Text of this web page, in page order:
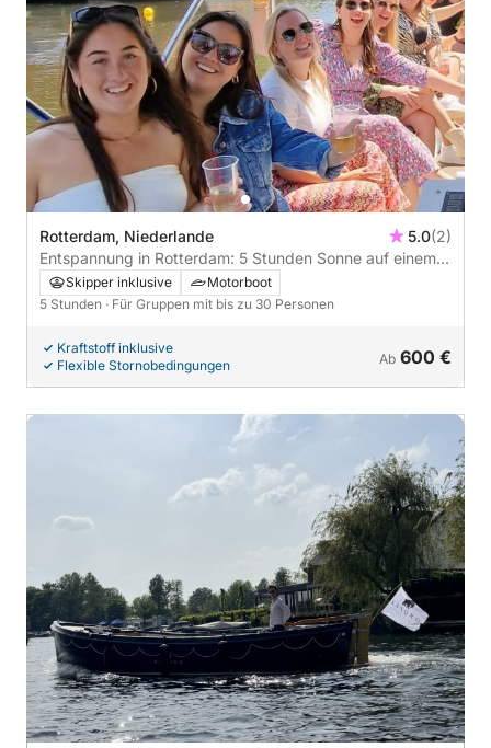
Rotterdam, Niederlande 5.0(2)
Entspannung in Rotterdam: 5 Stunden Sonne auf einem
Motorboot
Skipper inklusive
Motorboot
5 Stunden · Für Gruppen mit bis zu 30 Personen
Kraftstoff inklusive
Flexible Stornobedingungen
Ab 600 €